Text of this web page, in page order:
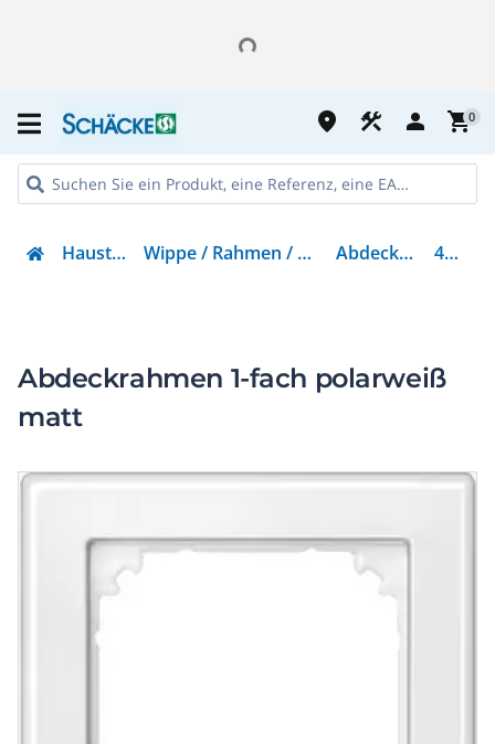
place construction person shopping_cart0
Haustechnik Wippe / Rahmen / Abdeckungen Abdeckrahmen 462119
Abdeckrahmen 1-fach polarweiß
matt